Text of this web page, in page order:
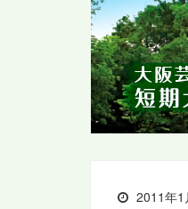
2011年1